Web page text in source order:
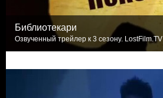
Библиотекари
Озвученный трейлер к 3 сезону. LostFilm.TV